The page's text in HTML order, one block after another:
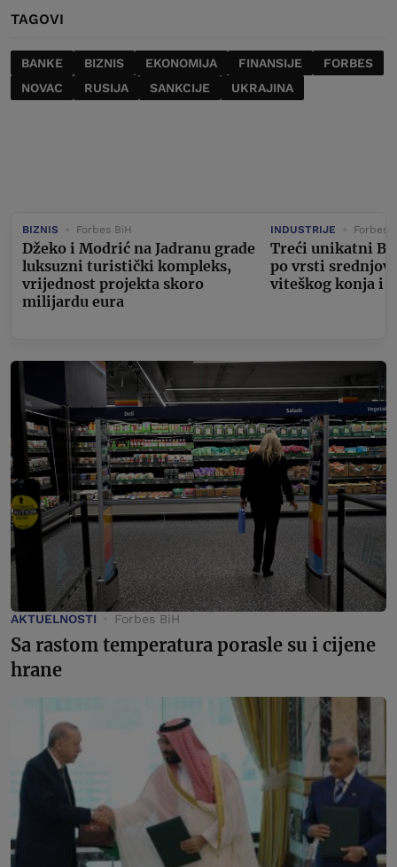
TAGOVI
BANKE BIZNIS EKONOMIJA FINANSIJE
FORBES
NOVAC
RUSIJA SANKCIJE UKRAJINA
BIZNIS Forbes BiH
Džeko i Modrić na Jadranu grade
luksuzni turistički kompleks,
vrijednost projekta skoro
milijardu eura
INDUSTRIJE Forbes
Treći unikatni
po vrsti
viteškog konja i
AKTUELNOSTI Forbes BiH
Sa rastom temperatura porasle su i cijene
hrane